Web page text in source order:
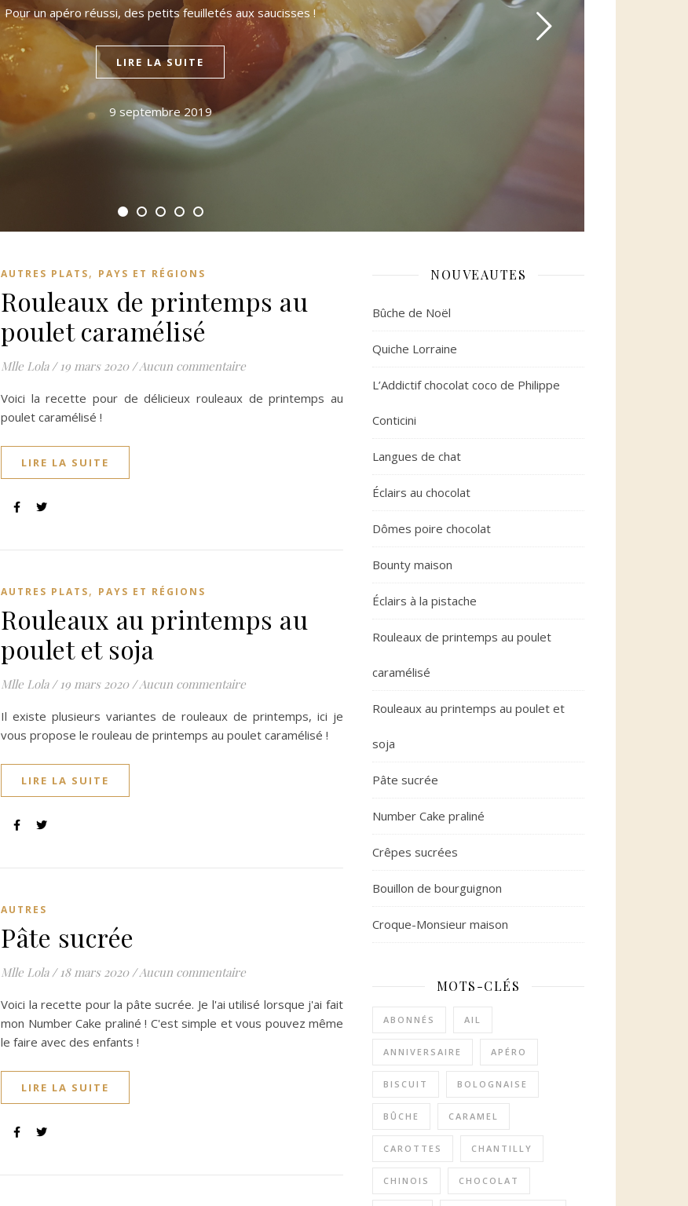
Pour un apéro réussi, des petits feuilletés aux saucisses !
LIRE LA SUITE
9 septembre 2019
AUTRES PLATS, PAYS ET RÉGIONS
Rouleaux de printemps au
poulet caramélisé
Mlle Lola / 19 mars 2020 /Aucun commentaire
Voici la recette pour de délicieux rouleaux de printemps au
poulet caramélisé !
LIRE LA SUITE
AUTRES PLATS, PAYS ET RÉGIONS
Rouleaux au printemps au
poulet et soja
Mlle Lola / 19 mars 2020 /Aucun commentaire
Il existe plusieurs variantes de rouleaux de printemps, ici je
vous propose le rouleau de printemps au poulet caramélisé !
LIRE LA SUITE
AUTRES
Pâte sucrée
Mlle Lola / 18 mars 2020 /Aucun commentaire
Voici la recette pour la pâte sucrée. Je l'ai utilisé lorsque j'ai fait
mon Number Cake praliné ! C'est simple et vous pouvez même
le faire avec des enfants !
LIRE LA SUITE
NOUVEAUTES
Bûche de Noël
Quiche Lorraine
L’Addictif chocolat coco de Philippe
Conticini
Langues de chat
Éclairs au chocolat
Dômes poire chocolat
Bounty maison
Éclairs à la pistache
Rouleaux de printemps au poulet
caramélisé
Rouleaux au printemps au poulet et
soja
Pâte sucrée
Number Cake praliné
Crêpes sucrées
Bouillon de bourguignon
Croque-Monsieur maison
MOTS-CLÉS
ABONNÉS AIL
ANNIVERSAIRE APÉRO
BISCUIT BOLOGNAISE
BÛCHE CARAMEL
CAROTTES CHANTILLY
CHINOIS CHOCOLAT